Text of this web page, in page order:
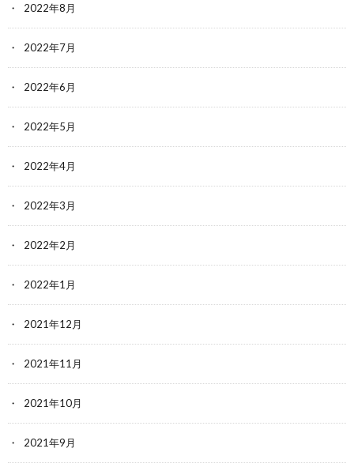
2022年8月
2022年7月
2022年6月
2022年5月
2022年4月
2022年3月
2022年2月
2022年1月
2021年12月
2021年11月
2021年10月
2021年9月